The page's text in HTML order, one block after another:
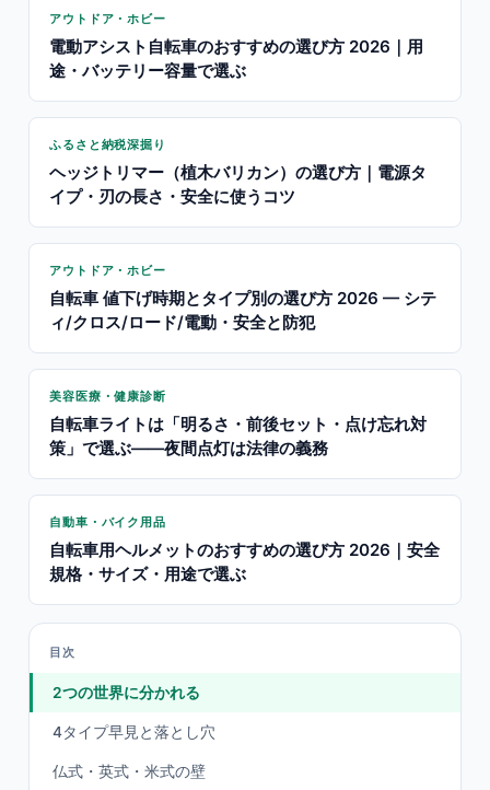
アウトドア・ホビー
電動アシスト自転車のおすすめの選び方 2026｜用
途・バッテリー容量で選ぶ
ふるさと納税深掘り
ヘッジトリマー（植木バリカン）の選び方｜電源タ
イプ・刃の長さ・安全に使うコツ
アウトドア・ホビー
自転車 値下げ時期とタイプ別の選び方 2026 — シテ
ィ/クロス/ロード/電動・安全と防犯
美容医療・健康診断
自転車ライトは「明るさ・前後セット・点け忘れ対
策」で選ぶ——夜間点灯は法律の義務
自動車・バイク用品
自転車用ヘルメットのおすすめの選び方 2026｜安全
規格・サイズ・用途で選ぶ
目次
2つの世界に分かれる
4タイプ早見と落とし穴
仏式・英式・米式の壁